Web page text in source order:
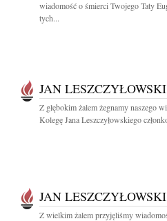
wiadomość o śmierci Twojego Taty
tych...
JAN LESZCZYŁOWSKI
Z głębokim żalem żegnamy naszego
Kolegę Jana Leszczyłowskiego
JAN LESZCZYŁOWSKI
Z wielkim żalem przyjęliśmy